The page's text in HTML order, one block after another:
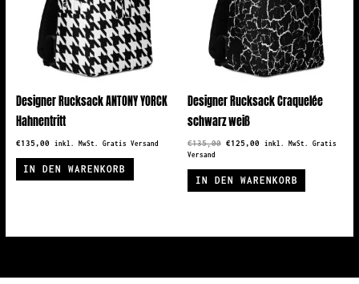
Designer Rucksack ANTONY YORCK
Hahnentritt
€135,00 inkl. MwSt. Gratis Versand
IN DEN WARENKORB
Designer Rucksack Craquelée
schwarz weiß
€135,00 Ursprünglicher
€135,00
€125,00 Aktueller
€125,00.
inkl. MwSt. Gratis
Versand
IN DEN WARENKORB